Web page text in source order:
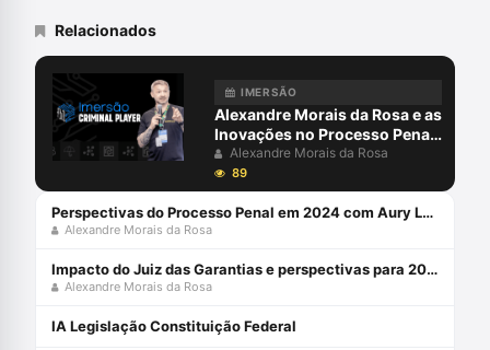
Relacionados
IMERSÃO
Alexandre Morais da Rosa e as
Inovações no Processo Penal:
Ferramentas Tecnológicas
Alexandre Morais da Rosa
89
Perspectivas do Processo Penal em 2024 com Aury Lopes Jr e Alexandre Morais da Rosa
Alexandre Morais da Rosa
Impacto do Juiz das Garantias e perspectivas para 2024 com Alexandre Morais da Rosa e Aury Lopes Jr
Alexandre Morais da Rosa
IA Legislação Constituição Federal